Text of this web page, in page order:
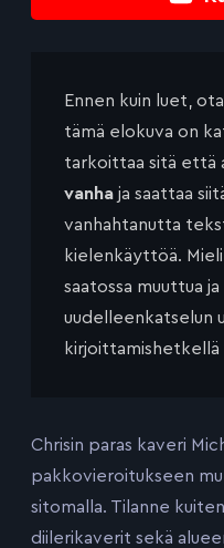
Ennen kuin luet,
tämä elokuva on
tarkoittaa sitä että
vanha ja saattaa
vanhahtanutta
kielenkäyttöä.
saatossa muuttua
uudelleenkatselun
kirjoittamishetkellä
Chrisin paras kaveri
pakkovieroitukseen
sitomalla. Tilanne
diilerikaverit sekä